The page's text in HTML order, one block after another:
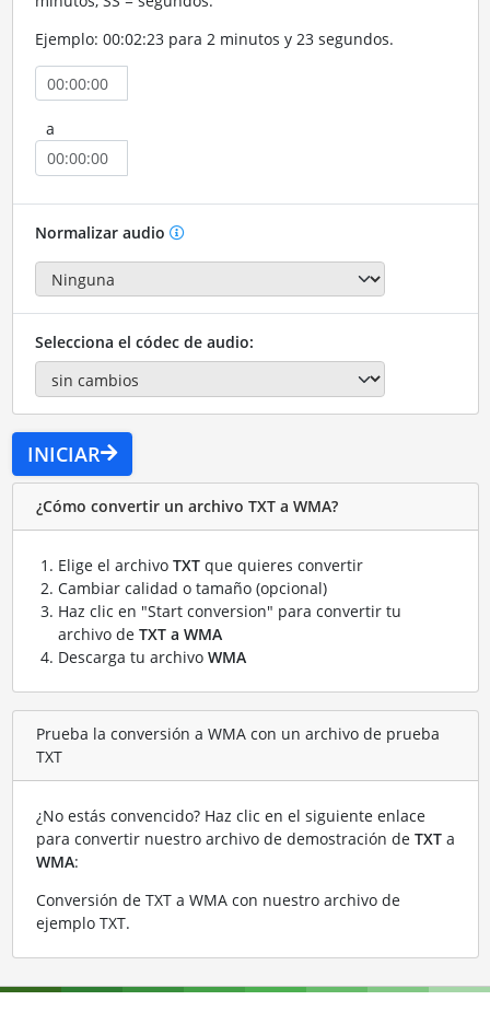
Ejemplo: 00:02:23 para 2 minutos y 23 segundos.
a
Normalizar audio
Selecciona el códec de audio:
INICIAR
¿Cómo convertir un archivo TXT a WMA?
Elige el archivo TXTque quieres convertir
Cambiar calidad o tamaño (opcional)
Haz clic en "Start conversion" para convertir tu
archivo de TXT a WMA
Descarga tu archivo WMA
Prueba la conversión a WMA con un archivo de prueba
TXT
¿No estás convencido? Haz clic en el siguiente enlace
para convertir nuestro archivo de demostración de TXTa
WMA:
Conversión de TXT a WMA con nuestro archivo de
ejemplo TXT.